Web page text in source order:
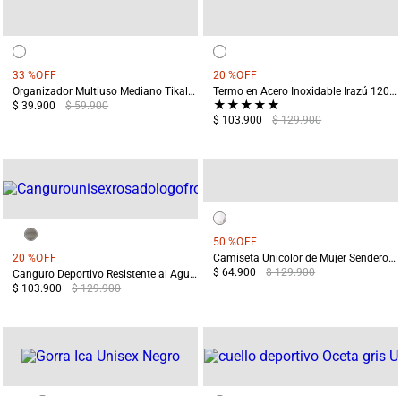
33 %OFF
Organizador Multiuso Mediano Tikal Negro
$ 39.900
$ 59.900
20 %OFF
Termo en Acero Inoxidable Irazú 1200 ml Negro
★★★★★
$ 103.900 $ 129.900
20 %OFF
Canguro Deportivo Resistente al Agua Tikal Verde
$ 103.900
$ 129.900
50 %OFF
Camiseta Unicolor de Mujer Sendero de la Totora Blanca
$ 64.900
$ 129.900